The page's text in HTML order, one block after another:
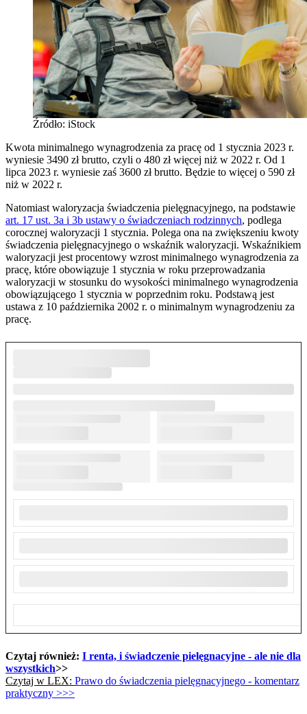
Źródło: iStock
Kwota minimalnego wynagrodzenia za pracę od 1 stycznia 2023 r.
wyniesie 3490 zł brutto, czyli o 480 zł więcej niż w 2022 r. Od 1
lipca 2023 r. wyniesie zaś 3600 zł brutto. Będzie to więcej o 590 zł
niż w 2022 r.
Natomiast waloryzacja świadczenia pielęgnacyjnego, na podstawie
art. 17 ust. 3a i 3b ustawy o świadczeniach rodzinnych, podlega
corocznej waloryzacji 1 stycznia. Polega ona na zwiększeniu kwoty
świadczenia pielęgnacyjnego o wskaźnik waloryzacji. Wskaźnikiem
waloryzacji jest procentowy wzrost minimalnego wynagrodzenia za
pracę, które obowiązuje 1 stycznia w roku przeprowadzania
waloryzacji w stosunku do wysokości minimalnego wynagrodzenia
obowiązującego 1 stycznia w poprzednim roku. Podstawą jest
ustawa z 10 października 2002 r. o minimalnym wynagrodzeniu za
pracę.
Czytaj również: I renta, i świadczenie pielęgnacyjne - ale nie dla
wszystkich>>
Czytaj w LEX: Prawo do świadczenia pielęgnacyjnego - komentarz
praktyczny >>>